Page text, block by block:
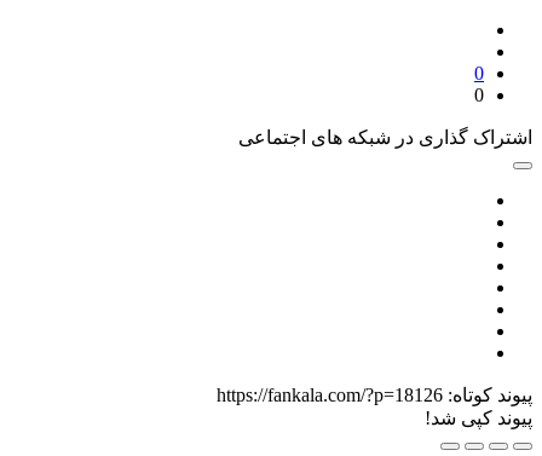
0
0
اشتراک گذاری در شبکه های اجتماعی
پیوند کوتاه: https://fankala.com/?p=18126
پیوند کپی شد!